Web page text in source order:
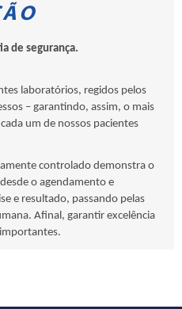
de segurança.
laboratórios, regidos pelos
– garantindo, assim, o mais
um de nossos pacientes
controlado demonstra o
o agendamento e
e resultado, passando pelas
Afinal, garantir excelência